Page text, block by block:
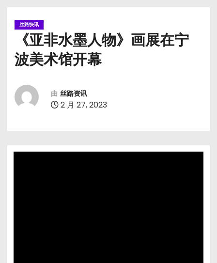
丝路快讯
《亚非水墨人物》画展在宁
波美术馆开幕
由 丝路资讯
2 月 27, 2023